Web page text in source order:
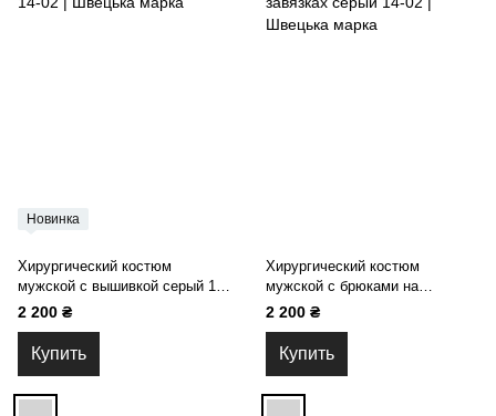
Новинка
Хирургический костюм
мужской с вышивкой серый 14-
02
2 200 ₴
Купить
Хирургический костюм
мужской с брюками на
завязках серый 14-02
2 200 ₴
Купить